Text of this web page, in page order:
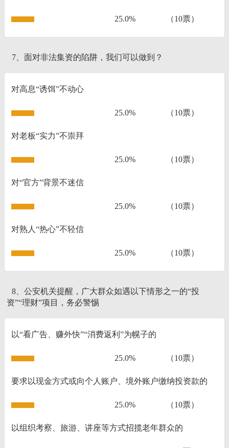
25.0% （10票）
7、面对非法集资的陷阱，我们可以做到？
对高息“诱饵”不动心
25.0% （10票）
对老板“实力”不崇拜
25.0% （10票）
对“官方”背景不迷信
25.0% （10票）
对熟人“热心”不轻信
25.0% （10票）
8、公安机关提醒，广大群众如遇以下情形之一的“投
资”“理财”项目，务必警惕
以“看广告、赚外快”“消费返利”为幌子的
25.0% （10票）
要求以现金方式或向个人账户、境外账户缴纳投资款的
25.0% （10票）
以组织考察、旅游、讲座等方式招揽老年群众的